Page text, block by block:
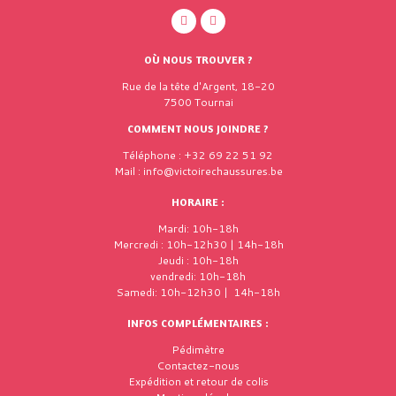
OÙ NOUS TROUVER ?
Rue de la tête d'Argent, 18-20
7500 Tournai
COMMENT NOUS JOINDRE ?
Téléphone : +32 69 22 51 92
Mail : info@victoirechaussures.be
HORAIRE :
Mardi: 10h-18h
Mercredi : 10h-12h30 | 14h-18h
Jeudi : 10h-18h
vendredi: 10h-18h
Samedi: 10h-12h30 | 14h-18h
INFOS COMPLÉMENTAIRES :
Pédimètre
Contactez-nous
Expédition et retour de colis